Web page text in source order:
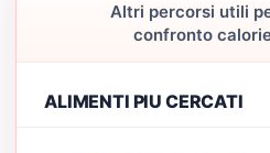
Altri percorsi utili
confronto
ALIMENTI PIU CERCATI